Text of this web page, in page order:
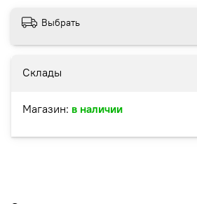
Склады
Магазин: в наличии
Выбрать